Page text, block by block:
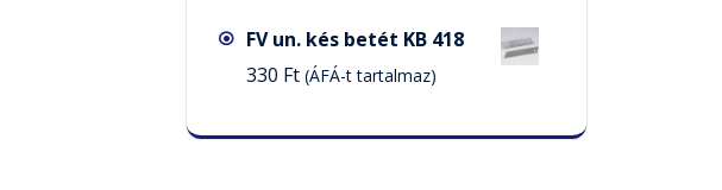
FV un. kés betét KB 418
330 Ft (ÁFÁ-t tartalmaz)